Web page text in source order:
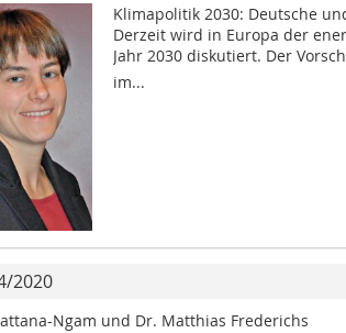
Klimapolitik 2030: Deutsche
Derzeit wird in Europa der
Jahr 2030 diskutiert. Der
im...
2020
Ngam und Dr. Matthias Frederichs